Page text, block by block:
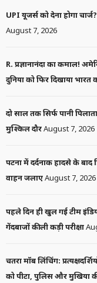
UPI यूजर्स को देना होगा
August 7, 2026
R. प्रज्ञानानंदा का कमाल!
दुनिया को फिर दिखाया भारत
दो साल तक सिर्फ पानी
मुश्किल दौरAugust 7, 2026
पटना में दर्दनाक हादसे के
वाहन जलाएAugust 7, 2026
पहले दिन ही खुल गई टीम
गेंदबाजों की ली कड़ी परीक्षा
चतरा मॉब लिंचिंग:
को पीटा, पुलिस और मुखिया